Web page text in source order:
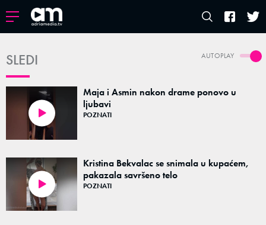
AUTOPLAY
SLEDI
Maja i Asmin nakon drame ponovo u
ljubavi
POZNATI
Kristina Bekvalac se snimala u kupaćem,
pakazala savršeno telo
POZNATI